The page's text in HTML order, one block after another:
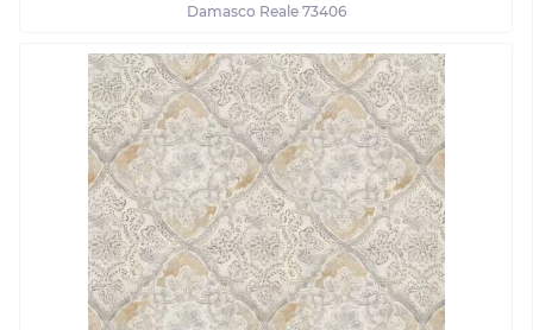
Damasco Reale 73406